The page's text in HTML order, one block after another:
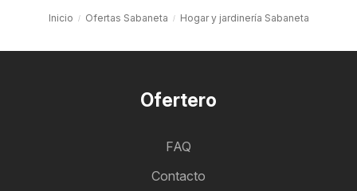
Inicio Ofertas Sabaneta Hogar y jardinería Sabaneta
Ofertero
FAQ
Contacto